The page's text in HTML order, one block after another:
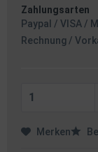
Zahlungsarten
Paypal / VISA /
Rechnung /
Merken